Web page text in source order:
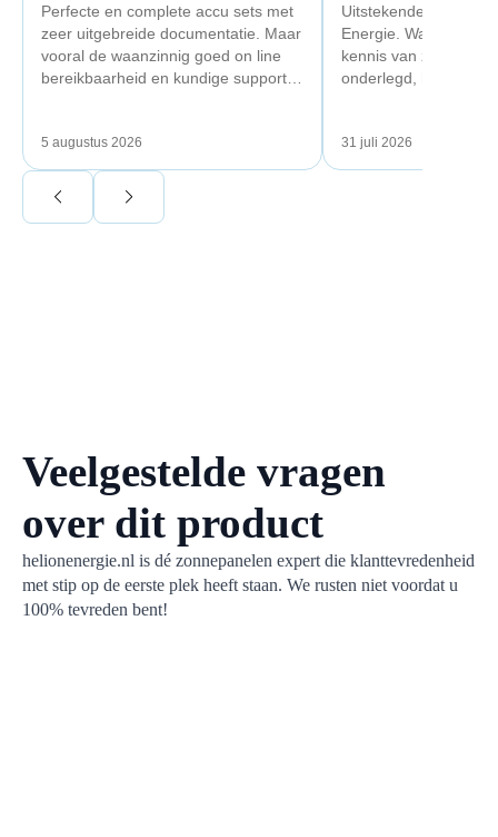
Perfecte en complete accu sets met
zeer uitgebreide documentatie. Maar
vooral de waanzinnig goed on line
bereikbaarheid en kundige support
5 augustus 2026
Uitstekende ervaring
Energie. Wat vooral
kennis van zaken:
onderlegd, heldere
Ook de nazorg is
31 juli 2026
Veelgestelde vragen
over dit product
helionenergie.nl is dé zonnepanelen expert die klanttevredenheid
met stip op de eerste plek heeft staan. We rusten niet voordat u
100% tevreden bent!